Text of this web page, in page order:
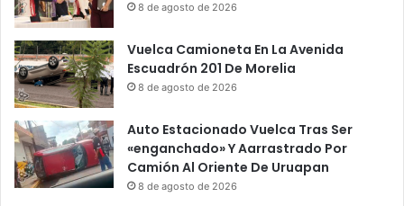
8 de agosto de 2026
Vuelca Camioneta En La Avenida
Escuadrón 201 De Morelia
8 de agosto de 2026
Auto Estacionado Vuelca Tras Ser
«enganchado» Y Aarrastrado Por
Camión Al Oriente De Uruapan
8 de agosto de 2026